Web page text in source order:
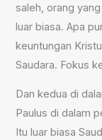
saleh, orang
luar biasa. Apa
keuntungan
Saudara. Fokus
Dan kedua di
Paulus di dalam
Itu luar biasa